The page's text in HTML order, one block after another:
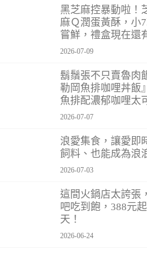
黑芝麻控暴動啦！
麻Ｑ潤蛋黃酥，小
嘗鮮，禮盒現在還
2026-07-09
鬍鬚張不只賣魯肉
勒岡魚排咖哩丼飯
魚排配濃郁咖哩太
2026-07-07
浪愛集食，讓愛即
飼料、也能成為浪
2026-07-03
這間火鍋店太誇張
吧吃到飽，388元
天！
2026-06-24